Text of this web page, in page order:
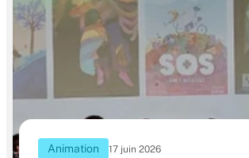
Animation 17 juin 2026